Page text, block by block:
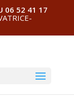
06 52 41 17